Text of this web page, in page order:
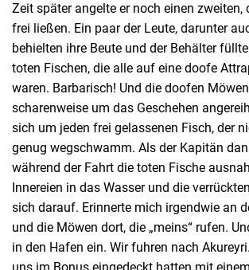
Zeit später angelte er noch einen zweiten,
frei ließen. Ein paar der Leute, darunter
behielten ihre Beute und der Behälter
toten Fischen, die alle auf eine doofe
waren. Barbarisch! Und die doofen
scharenweise um das Geschehen
sich um jeden frei gelassenen Fisch, der
genug wegschwamm. Als der Kapitän
während der Fahrt die toten Fische
Innereien in das Wasser und die
sich darauf. Erinnerte mich irgendwie an
und die Möwen dort, die „meins“ rufen.
in den Hafen ein. Wir fuhren nach